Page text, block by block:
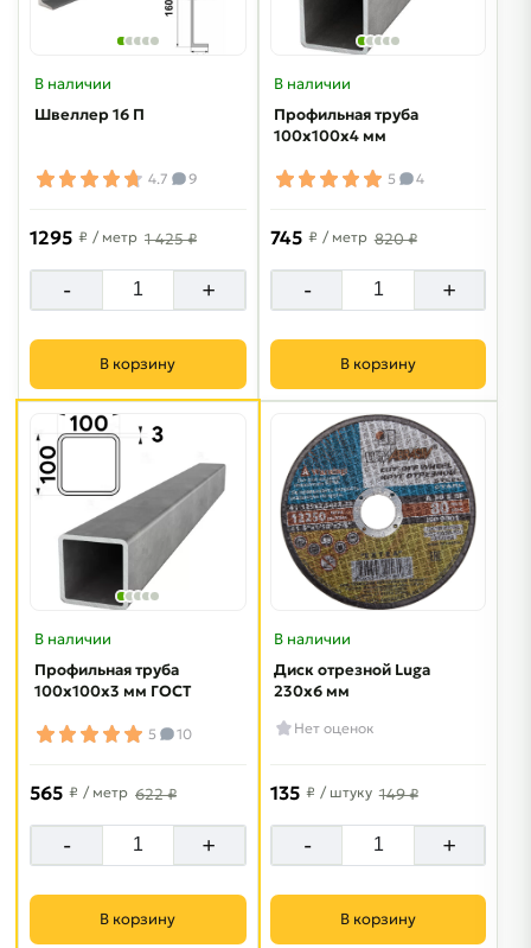
В наличии
Швеллер 16 П
4.7 9
1295 ₽ / метр 1 425 ₽
- +
В корзину
В наличии
Профильная труба
100х100х4 мм
5 4
745 ₽ / метр 820 ₽
- +
В корзину
В наличии
Профильная труба
100х100х3 мм ГОСТ
5 10
565 ₽ / метр 622 ₽
- +
В корзину
В наличии
Диск отрезной Luga
230х6 мм
Нет оценок
135 ₽ / штуку 149 ₽
- +
В корзину